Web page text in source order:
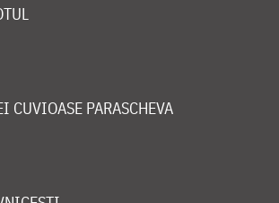
CUVIOASE PARASCHEVA